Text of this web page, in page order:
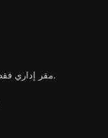
مقر إداري فقط: شارع عبد الخالق ثروت – ميدان التحرير، القاهرة.